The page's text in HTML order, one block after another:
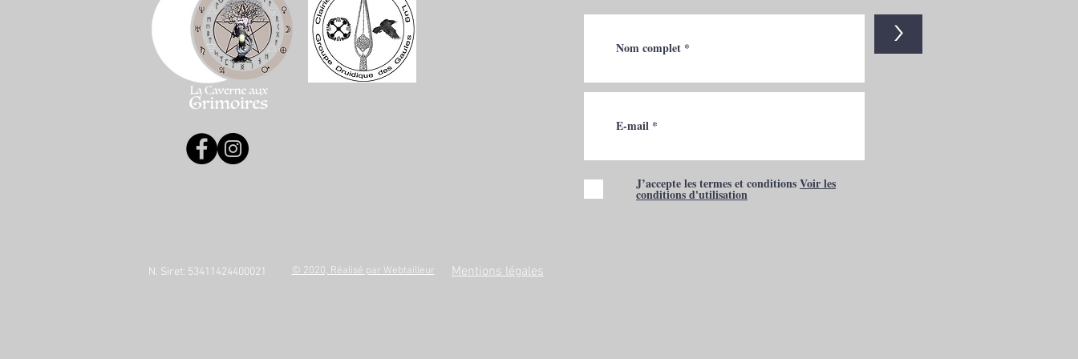
>
J’accepte les termes et conditionsVoir les
conditions d'utilisation
N. Siret: 53411424400021 © 2020, Réalisé par Webtailleur Mentions légales